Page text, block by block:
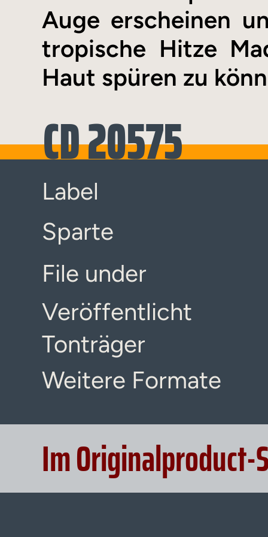
Auge erscheinen
tropische Hitze
Haut spüren zu
CD 20575
Label
Sparte
File under
Veröffentlicht
Tonträger
Weitere Formate
Im